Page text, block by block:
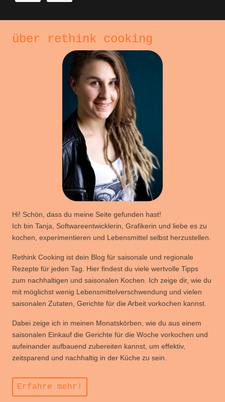
über rethink cooking
Hi! Schön, dass du meine Seite gefunden hast!
Ich bin Tanja, Softwareentwicklerin, Grafikerin und liebe es zu
kochen, experimentieren und Lebensmittel selbst herzustellen.
Rethink Cooking ist dein Blog für saisonale und regionale
Rezepte für jeden Tag. Hier findest du viele wertvolle Tipps
zum nachhaltigen und saisonalen Kochen. Ich zeige dir, wie du
mit möglichst wenig Lebensmittelverschwendung und vielen
saisonalen Zutaten, Gerichte für die Arbeit vorkochen kannst.
Dabei zeige ich in meinen Monatskörben, wie du aus einem
saisonalen Einkauf die Gerichte für die Woche vorkochen und
aufeinander aufbauend zubereiten kannst, um effektiv,
zeitsparend und nachhaltig in der Küche zu sein.
Erfahre mehr!